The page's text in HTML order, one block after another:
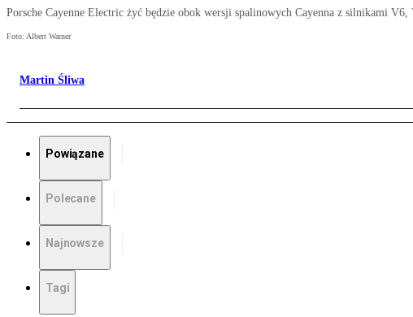
Porsche Cayenne Electric żyć będzie obok wersji spalinowych Cayenna z silnikami
Foto: Albert Warner
Martin Śliwa
Powiązane
Polecane
Najnowsze
Tagi